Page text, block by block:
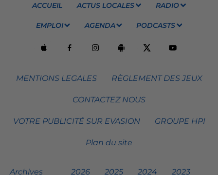
ACCUEIL ACTUS LOCALES RADIO
EMPLOI AGENDA PODCASTS
MENTIONS LEGALES RÈGLEMENT DES JEUX
CONTACTEZ NOUS
VOTRE PUBLICITÉ SUR EVASION GROUPE HPI
Plan du site
Archives 2026 2025 2024 2023